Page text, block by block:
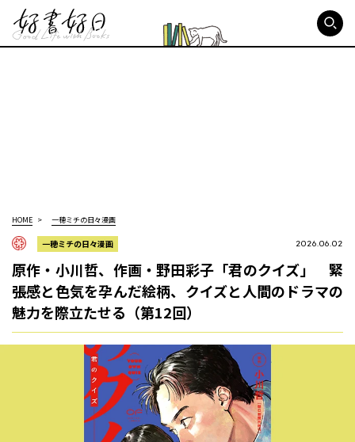
HOME 一穂ミチの日々漫画
一穂ミチの日々漫画 2026.06.02
原作・小川哲、作画・野田彩子「君のクイズ」 緊
張感と色気を孕んだ絵柄、クイズと人間のドラマの
魅力を際立たせる（第12回）